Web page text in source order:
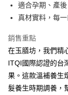
玉山商業銀行
台新國際商業銀行
運送方式
冷凍7-11取貨(快
每筆NT$215，滿
冷凍宅配
每筆NT$215，滿
離島冷凍宅配
適合孕期、產
真材實料，每一
銷售重點
在玉膳坊，我們精
ITQI國際認證的台
果。這款溫補養生
髮養生時期調養，